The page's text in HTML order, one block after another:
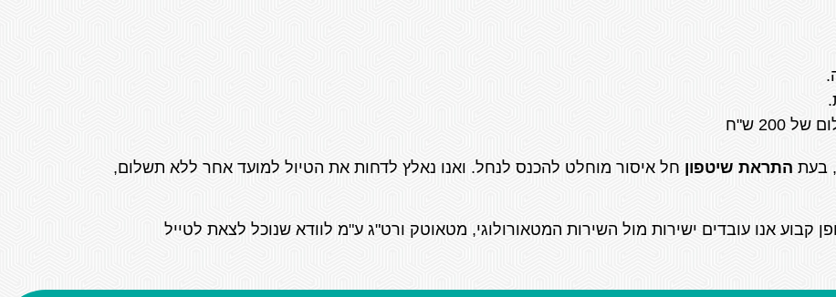
ש"ח
בעת התראת שיטפון חל איסור מוחלט להכנס לנחל. ואנו נאלץ לדחות את הטיול למועד אחר ללא תשלום,
קבוע אנו עובדים ישירות מול השירות המטאורולוגי, מטאוטק ורט"ג ע"מ לוודא שנוכל לצאת לטייל